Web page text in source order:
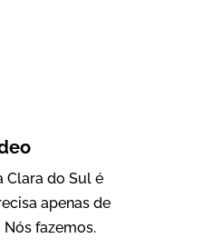
Vídeo Institucional
Clara do Sul é
apenas de
fazemos.